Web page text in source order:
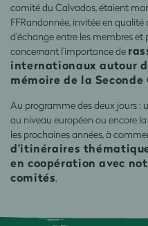
comité du Calvados, étaient
FFRandonnée, invitée en qualité
d’échange entre les membres
concernant l’importance de
internationaux autour
mémoire de la
Au programme des deux jours :
au niveau européen ou encore
les prochaines années, à
d’itinéraires
en coopération avec
comités.